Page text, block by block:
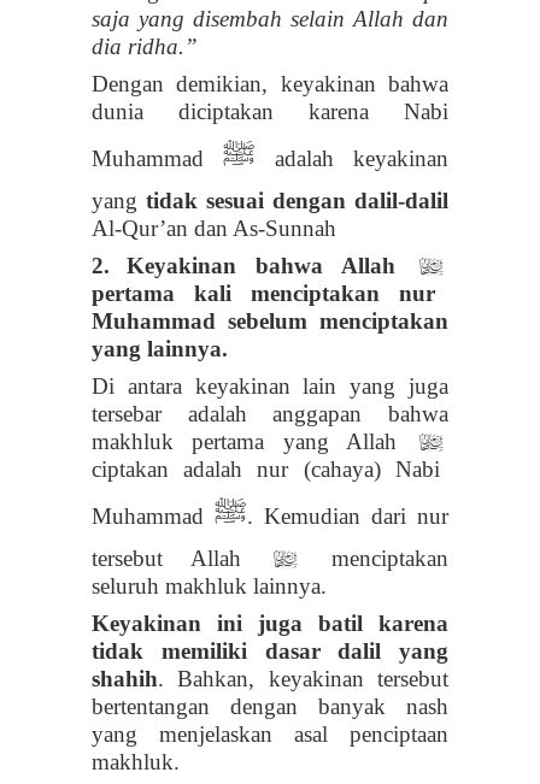
saja yang disembah selain Allah dan
dia ridha.”
Dengan demikian, keyakinan bahwa
dunia diciptakan karena Nabi
Muhammad ﷺ adalah keyakinan
yang tidak sesuai dengan dalil-dalil
Al-Qur’an dan As-Sunnah
2.
Keyakinan bahwa Allah l
pertama kali menciptakan nur
Muhammad sebelum menciptakan
yang lainnya.
Di antara keyakinan lain yang juga
tersebar adalah anggapan bahwa
makhluk pertama yang Allah
l
ciptakan adalah nur (cahaya) Nabi
Muhammad ﷺ. Kemudian dari nur
tersebut Allah
l
menciptakan
seluruh makhluk lainnya.
Keyakinan ini juga batil karena
tidak memiliki dasar dalil yang
shahih. Bahkan, keyakinan tersebut
bertentangan dengan banyak nash
yang menjelaskan asal penciptaan
makhluk.